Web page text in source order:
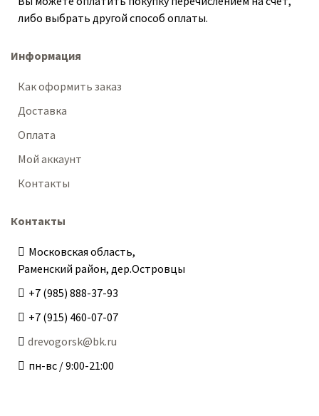
либо выбрать другой способ оплаты.
Информация
Как оформить заказ
Доставка
Оплата
Мой аккаунт
Контакты
Контакты
Московская область,
Раменский район, дер.Островцы
+7 (985) 888-37-93
+7 (915) 460-07-07
drevogorsk@bk.ru
пн-вс / 9:00-21:00